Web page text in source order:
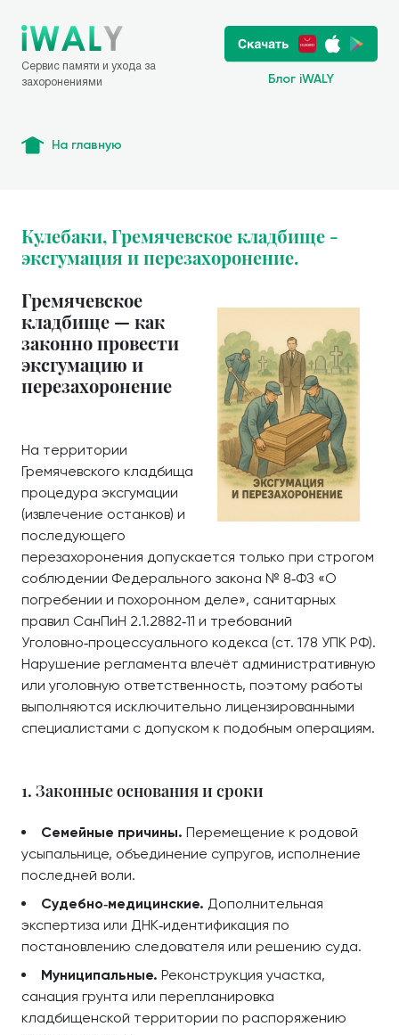
Сервис памяти и ухода за
захоронениями
Блог iWALY
На главную
Кулебаки, Гремячевское кладбище -
эксгумация и перезахоронение.
Гремячевское
кладбище — как
законно провести
эксгумацию и
перезахоронение
На территории
Гремячевского кладбища
процедура эксгумации
(извлечение останков) и
последующего
перезахоронения допускается только при строгом
соблюдении Федерального закона № 8‑ФЗ «О
погребении и похоронном деле», санитарных
правил СанПиН 2.1.2882‑11 и требований
Уголовно‑процессуального кодекса (ст. 178 УПК РФ).
Нарушение регламента влечёт административную
или уголовную ответственность, поэтому работы
выполняются исключительно лицензированными
специалистами с допуском к подобным операциям.
1. Законные основания и сроки
Семейные причины. Перемещение к родовой
усыпальнице, объединение супругов, исполнение
последней воли.
Судебно‑медицинские. Дополнительная
экспертиза или ДНК‑идентификация по
постановлению следователя или решению суда.
Муниципальные. Реконструкция участка,
санация грунта или перепланировка
кладбищенской территории по распоряжению